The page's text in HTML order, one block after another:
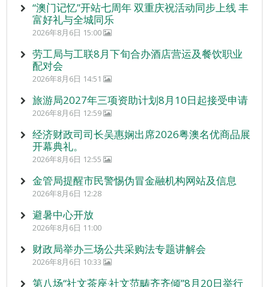
“澳门记忆”开站七周年 双重庆祝活动同步上线 丰
富好礼与全城同乐
2026年8月6日 15:00
劳工局与工联8月下旬合办酒店营运及餐饮职业
配对会
2026年8月6日 14:51
旅游局2027年三项资助计划8月10日起接受申请
2026年8月6日 12:59
经济财政司司长吴惠娴出席2026粤澳名优商品展
开幕典礼。
2026年8月6日 12:55
金管局提醒市民警惕伪冒金融机构网站及信息
2026年8月6日 12:28
避暑中心开放
2026年8月6日 11:00
财政局举办三场公共采购法专题讲解会
2026年8月6日 10:33
第八场“社文茶座‧社文范畴齐齐倾”8月20日举行